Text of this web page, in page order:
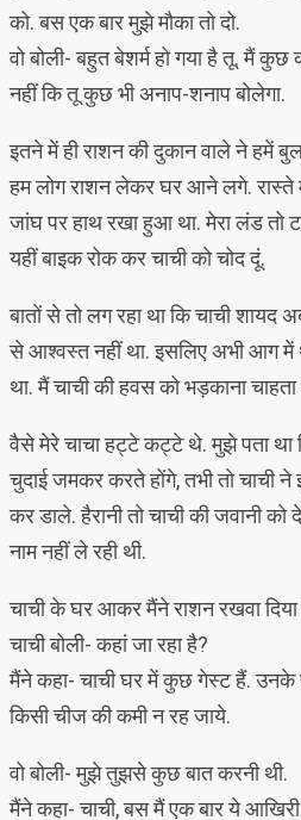
को. बस एक बार मुझे मौका तो दो.
वो बोली- बहुत बेशर्म हो गया है तू. मैं
नहीं कि तू कुछ भी अनाप-शनाप बोलेगा.
इतने में ही राशन की दुकान वाले ने हमें
हम लोग राशन लेकर घर आने लगे. रास्ते
जांघ पर हाथ रखा हुआ था. मेरा लंड तो
यहीं बाइक रोक कर चाची को चोद दूं.
बातों से तो लग रहा था कि चाची शायद
से आश्वस्त नहीं था. इसलिए अभी आग में
था. मैं चाची की हवस को भड़काना चाहता
वैसे मेरे चाचा हट्टे कट्टे थे. मुझे पता था
चुदाई जमकर करते होंगे, तभी तो चाची ने
कर डाले. हैरानी तो चाची की जवानी
नाम नहीं ले रही थी.
चाची के घर आकर मैंने राशन रखवा
चाची बोली- कहां जा रहा है?
मैंने कहा- चाची घर में कुछ गेस्ट हैं. उनके
किसी चीज की कमी न रह जाये.
वो बोली- मुझे तुझसे कुछ बात करनी थी.
मैंने कहा- चाची, बस मैं एक बार ये